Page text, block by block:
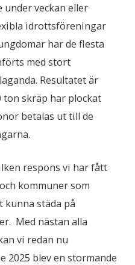
veckan eller
idrottsföreningar
har de flesta
med stort
Resultatet är
ton skräp har plockat
betalas ut till de
respons vi har fått
kommuner som
kunna städa på
Med nästan alla
vi redan nu
2025 blev en stormande